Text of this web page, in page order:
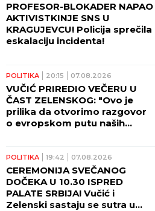
PROFESOR-BLOKADER NAPAO
AKTIVISTKINJE SNS U
KRAGUJEVCU! Policija sprečila
eskalaciju incidenta!
POLITIKA 20:15 07.08.2026
VUČIĆ PRIREDIO VEČERU U
ČAST ZELENSKOG: "Ovo je
prilika da otvorimo razgovor
o evropskom putu naših
POLITIKA 19:42 07.08.2026
CEREMONIJA SVEČANOG
DOČEKA U 10.30 ISPRED
PALATE SRBIJA! Vučić i
Zelenski sastaju se sutra u